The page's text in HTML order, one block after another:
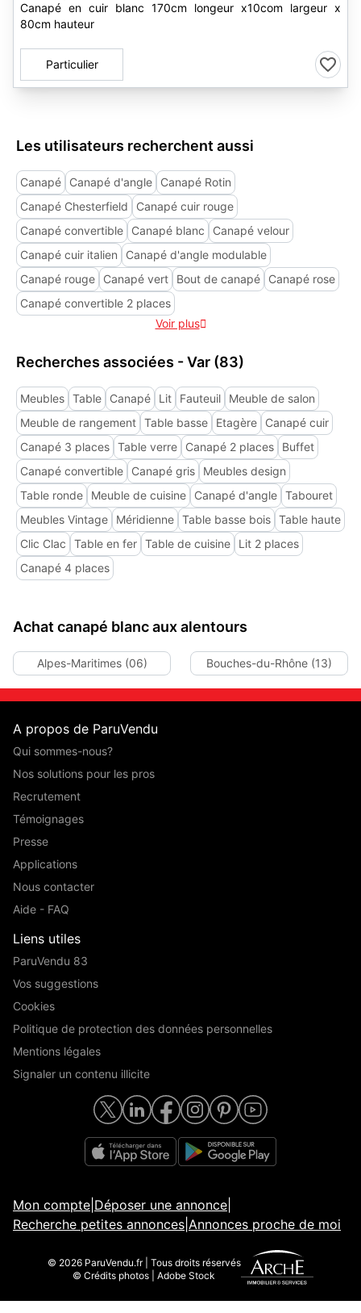
Canapé en cuir blanc 170cm longeur x10com largeur x
80cm hauteur
Particulier
Les utilisateurs recherchent aussi
Canapé Canapé d'angle
Canapé Rotin
Canapé Chesterfield
Canapé cuir rouge
Canapé convertible
Canapé blanc
Canapé velour
Canapé cuir italien
Canapé d'angle modulable
Canapé rouge
Canapé vert Bout de canapé
Canapé rose
Canapé convertible 2 places
Voir plus
Recherches associées - Var (83)
Meubles Table Canapé Lit Fauteuil
Meuble de salon
Meuble de rangement Table basse Etagère
Canapé cuir
Canapé 3 places Table verre Canapé 2 places
Buffet
Canapé convertible
Canapé gris
Meubles design
Table ronde
Meuble de cuisine Canapé d'angle Tabouret
Meubles Vintage
Méridienne Table basse bois Table haute
Clic Clac
Table en fer Table de cuisine
Lit 2 places
Canapé 4 places
Achat canapé blanc aux alentours
Alpes-Maritimes (06) Bouches-du-Rhône (13)
A propos de ParuVendu
Qui sommes-nous?
Nos solutions pour les pros
Recrutement
Témoignages
Presse
Applications
Nous contacter
Aide - FAQ
Liens utiles
ParuVendu 83
Vos suggestions
Cookies
Politique de protection des données personnelles
Mentions légales
Signaler un contenu illicite
Mon compte Déposer une annonce
Recherche petites annonces Annonces proche de moi
© 2026 ParuVendu.fr | Tous droits réservés
© Crédits photos | Adobe Stock